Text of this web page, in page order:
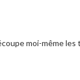
moi-même